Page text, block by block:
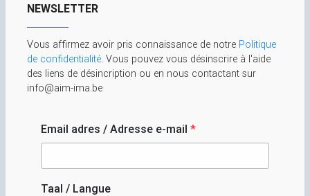
NEWSLETTER
Vous affirmez avoir pris connaissance de notre Politique
de confidentialité. Vous pouvez vous désinscrire à l'aide
des liens de désincription ou en nous contactant sur
info@aim-ima.be
Email adres / Adresse e-mail *
Taal / Langue